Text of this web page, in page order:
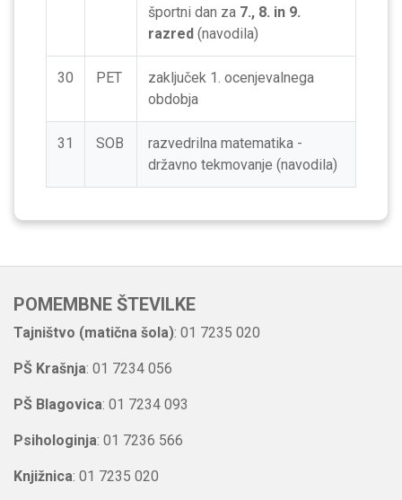
športni dan za 7., 8. in 9.
razred (navodila)
30 PET
zaključek 1. ocenjevalnega
obdobja
31 SOB
razvedrilna matematika -
državno tekmovanje (navodila)
POMEMBNE ŠTEVILKE
Tajništvo (matična šola): 01 7235 020
PŠ Krašnja: 01 7234 056
PŠ Blagovica: 01 7234 093
Psihologinja: 01 7236 566
Knjižnica: 01 7235 020